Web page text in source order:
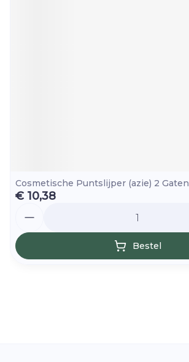
Cosmetische Puntslijper (azie) 2 Gaten
€ 10,38
Bestel